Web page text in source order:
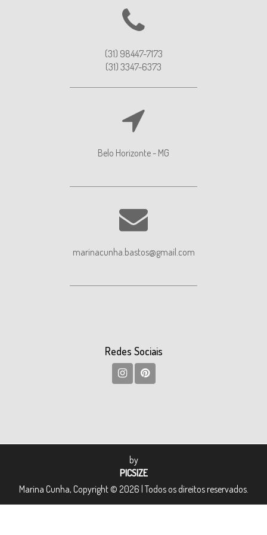
(31) 98447-7173
(31) 3347-6373
Belo Horizonte - MG
marinacunha.bastos@gmail.com
Redes Sociais
by
PICSIZE
Marina Cunha, Copyright © 2026 | Todos os direitos reservados.